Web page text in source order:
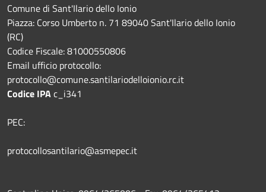
Comune di Sant'Ilario dello Ionio
Piazza: Corso Umberto n. 71 89040 Sant'Ilario dello Ionio
(RC)
Codice Fiscale: 81000550806
Email ufficio protocollo:
protocollo@comune.santilariodelloionio.rc.it
Codice IPAc_i341
PEC:
protocollosantilario@asmepec.it